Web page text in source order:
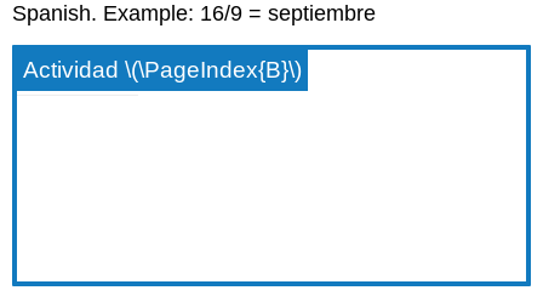
Spanish. Example: 16/9 = septiembre
Actividad \(\PageIndex{B}\)